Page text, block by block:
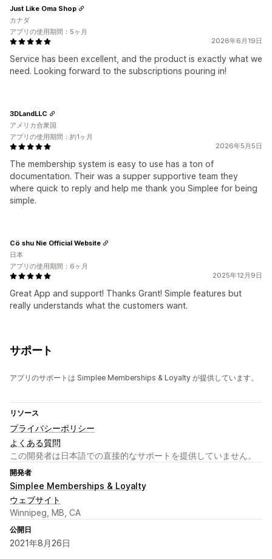
2026年6月19日
Service has been excellent, and the product is exactly what we
need. Looking forward to the subscriptions pouring in!
Just Like Oma Shop
カナダ
アプリの使用期間：5ヶ月
2026年5月5日
The membership system is easy to use has a ton of
documentation. Their was a supper supportive team they
where quick to reply and help me thank you Simplee for being
simple.
3DLandLLC
アメリカ合衆国
アプリの使用期間：約1ヶ月
2025年12月9日
Great App and support! Thanks Grant! Simple features but
really understands what the customers want.
Cö shu Nie Official Website
日本
アプリの使用期間：6ヶ月
サポート
アプリのサポートは Simplee Memberships & Loyalty が提供しています。
リソース
プライバシーポリシー
よくある質問
この開発者は日本語での直接的なサポートを提供していません。
開発者
Simplee Memberships & Loyalty
ウェブサイト
Winnipeg, MB, CA
公開日
2021年8月26日